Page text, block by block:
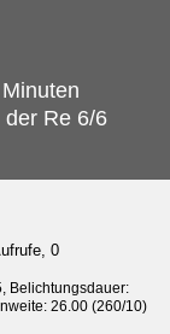
der Re 6/6
0
Belichtungsdauer:
26.00 (260/10)